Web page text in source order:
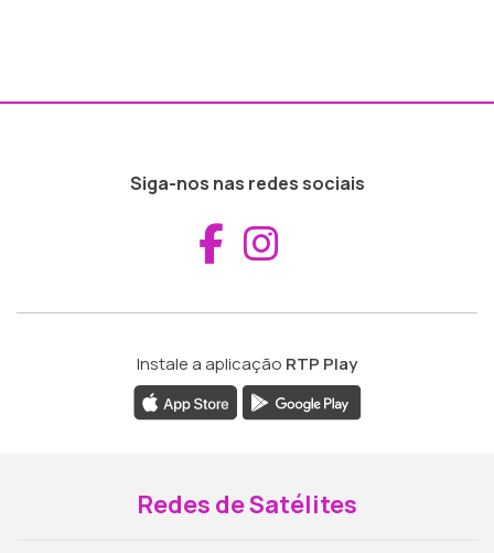
Siga-nos nas redes sociais
Aceder ao
Instale a aplicação RTP Play
Redes de Satélites